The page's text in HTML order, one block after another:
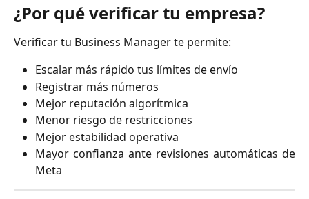
¿Por qué verificar tu empresa?
Verificar tu Business Manager te permite:
Escalar más rápido tus límites de envío
Registrar más números
Mejor reputación algorítmica
Menor riesgo de restricciones
Mejor estabilidad operativa
Mayor confianza ante revisiones automáticas de
Meta